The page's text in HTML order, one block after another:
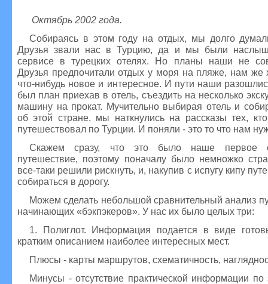
Октябрь 2002 года.
Собираясь в этом году на отдых, мы долго
Друзья звали нас в Турцию, да и мы были
сервисе в турецких отелях. Но планы наши не
Друзья предпочитали отдых у моря на пляже, нам же
что-нибудь новое и интересное. И пути наши
был план приехав в отель, съездить на несколько
машину на прокат. Мучительно выбирая отель и
об этой стране, мы наткнулись на рассказы тех, кто
путешествовал по Турции. И поняли - это то что нам
Скажем сразу, что это было наше первое
путешествие, поэтому поначалу было немножко
все-таки решили рискнуть, и, накупив с испугу кипу
собираться в дорогу.
Можем сделать небольшой сравнительный анализ
начинающих «бэкпэкеров». У нас их было целых три:
1. Полиглот. Информация подается в виде
кратким описанием наиболее интересных мест.
Плюсы - карты маршрутов, схематичность,
Минусы - отсутствие практической информации